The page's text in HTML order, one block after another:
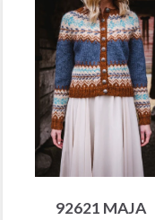
92621 MAJA